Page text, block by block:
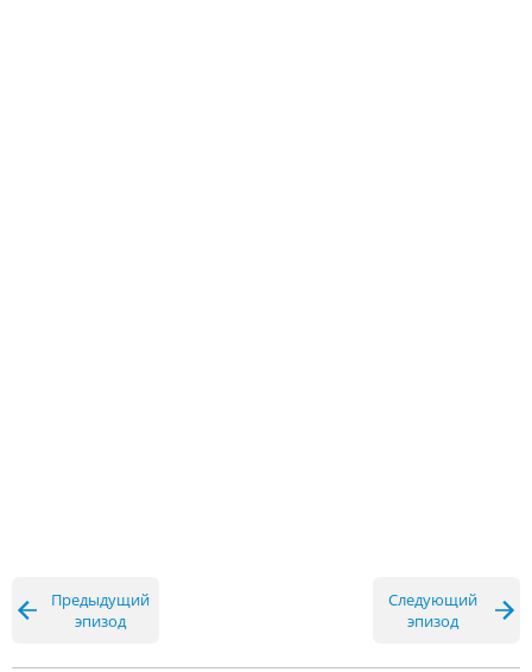
Предыдущий
эпизод
Следующий
эпизод